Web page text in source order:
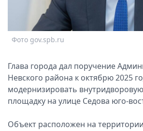
Звезды
Выборы
2026
Скачай
Фото gov.spb.ru
Глава города дал поручение
Невского района к октябрю 2025
модернизировать
площадку на улице Седова юго-
Объект расположен на территории